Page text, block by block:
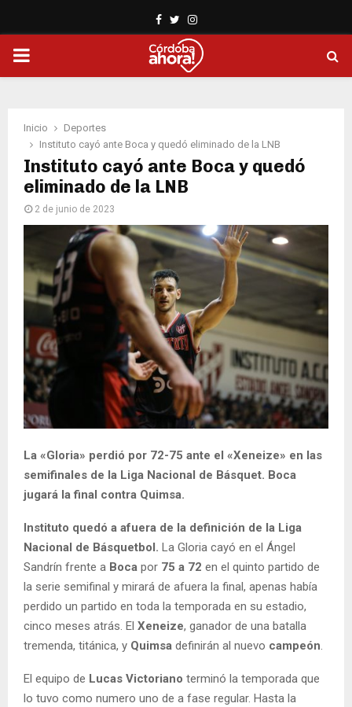
Facebook
TwitterInstagram
PRIMARY
Inicio
Deportes
Instituto cayó ante Boca y quedó eliminado de la LNB
Instituto cayó ante Boca y quedó
eliminado de la LNB
2 de junio de 2023
La «Gloria» perdió por 72-75 ante el «Xeneize» en las
semifinales de la Liga Nacional de Básquet. Boca
jugará la final contra Quimsa.
Instituto quedó a afuera de la definición de la Liga
Nacional de Básquetbol. La Gloria cayó en el Ángel
Sandrín frente a Boca por 75 a 72 en el quinto partido de
la serie semifinal y mirará de afuera la final, apenas había
perdido un partido en toda la temporada en su estadio,
cinco meses atrás. El Xeneize, ganador de una batalla
tremenda, titánica, y Quimsa definirán al nuevo campeón.
El equipo de Lucas Victoriano terminó la temporada que
lo tuvo como numero uno de a fase regular. Hasta la